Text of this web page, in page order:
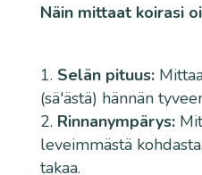
Näin mittaat koirasi
Selän pituus:
(sä'ästä) hännän
Rinnanympärys:
leveimmästä
takaa.